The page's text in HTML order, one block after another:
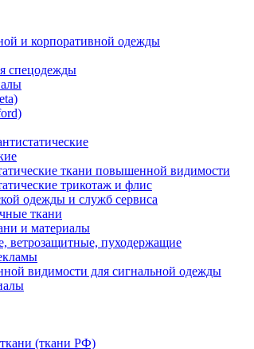
и корпоративной одежды
спецодежды
ткани повышенной видимости
трикотаж и флис
одежды и служб сервиса
ткани
и материалы
ветрозащитные, пуходержащие
видимости для сигнальной одежды
(ткани РФ)